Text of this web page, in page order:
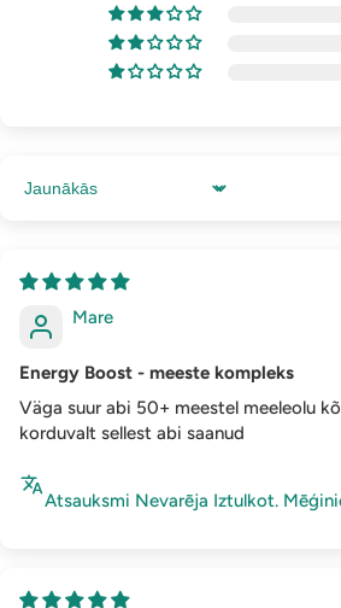
Sort by
Mare
Energy Boost - meeste kompleks
Väga suur abi 50+ meestel meeleolu
korduvalt sellest abi saanud
Atsauksmi Nevarēja Iztulkot.